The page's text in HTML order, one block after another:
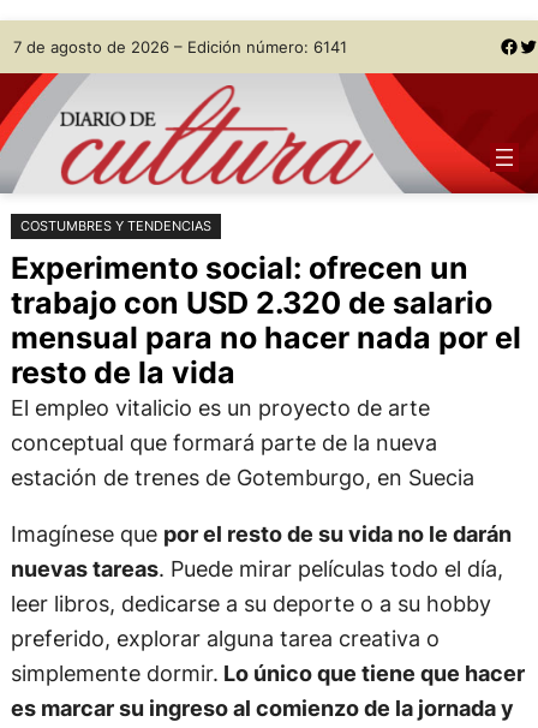
Saltar
al
contenido
Skip
to
content
7 de agosto de 2026 – Edición número: 6141 Facebook Twitter
COSTUMBRES Y TENDENCIAS
Experimento social: ofrecen un
trabajo con USD 2.320 de salario
mensual para no hacer nada por el
resto de la vida
El empleo vitalicio es un proyecto de arte
conceptual que formará parte de la nueva
estación de trenes de Gotemburgo, en Suecia
Imagínese que por el resto de su vida no le darán
nuevas tareas. Puede mirar películas todo el día,
leer libros, dedicarse a su deporte o a su hobby
preferido, explorar alguna tarea creativa o
simplemente dormir. Lo único que tiene que hacer
es marcar su ingreso al comienzo de la jornada y